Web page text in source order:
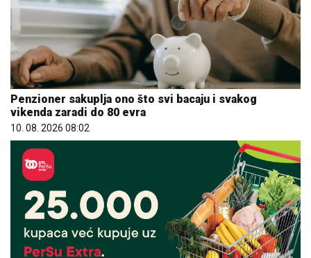
Penzioner sakuplja ono što svi bacaju i svakog
vikenda zaradi do 80 evra
10. 08. 2026 08:02